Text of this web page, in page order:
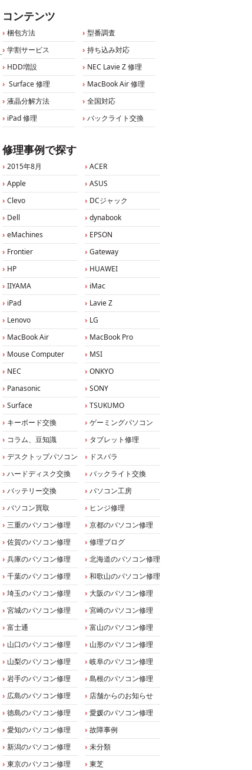
コンテンツ
梱包方法
型番調査
学割サービス
持ち込み対応
HDD増設
NEC Lavie Z 修理
Surface 修理
MacBook Air 修理
液晶分解方法
全国対応
iPad 修理
バックライト交換
修理事例で探す
2015年8月
ACER
Apple
ASUS
Clevo
DCジャック
Dell
dynabook
eMachines
EPSON
Frontier
Gateway
HP
HUAWEI
IIYAMA
iMac
iPad
Lavie Z
Lenovo
LG
MacBook Air
MacBook Pro
Mouse Computer
MSI
NEC
ONKYO
Panasonic
SONY
Surface
TSUKUMO
キーボード交換
ゲーミングパソコン
コラム、豆知識
タブレット修理
デスクトップパソコン
ドスパラ
ハードディスク交換
バックライト交換
バッテリー交換
パソコン工房
パソコン買取
ヒンジ修理
三重のパソコン修理
京都のパソコン修理
佐賀のパソコン修理
修理ブログ
兵庫のパソコン修理
北海道のパソコン修理
千葉のパソコン修理
和歌山のパソコン修理
埼玉のパソコン修理
大阪のパソコン修理
宮城のパソコン修理
宮崎のパソコン修理
富士通
富山のパソコン修理
山口のパソコン修理
山形のパソコン修理
山梨のパソコン修理
岐阜のパソコン修理
岩手のパソコン修理
島根のパソコン修理
広島のパソコン修理
店舗からのお知らせ
徳島のパソコン修理
愛媛のパソコン修理
愛知のパソコン修理
故障事例
新潟のパソコン修理
未分類
東京のパソコン修理
東芝